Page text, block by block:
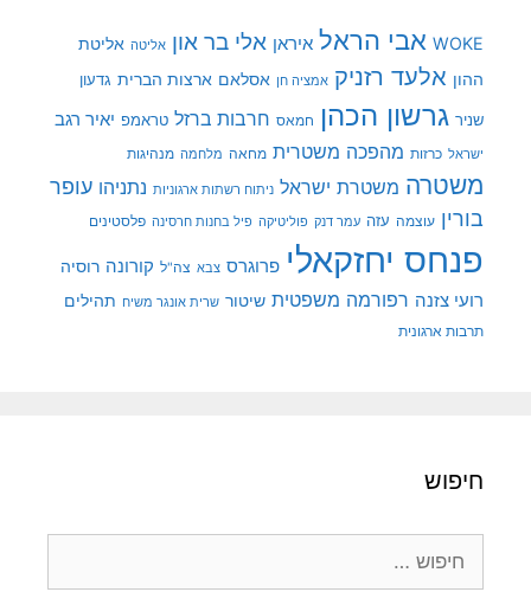
WOKE אבי הראל איראן אלי בר און אליטה אליטת
ההון אלעד רזניק אמציה חן אסלאם ארצות הברית גדעון
שניר גרשון הכהן חמאס חרבות ברזל טראמפ יאיר רגב
ישראל כרזות מהפכה משטרית מחאה מלחמה מנהיגות
משטרה משטרת ישראל ניתוח רשתות ארגוניות נתניהו עופר
בורין עוצמה עזה עמר דנק פוליטיקה פיל בחנות חרסינה פלסטינים
פנחס יחזקאלי פרוגרס צבא צה"ל קורונה רוסיה
רועי צזנה רפורמה משפטית שיטור שרית אונגר משיח תהילים
תרבות ארגונית
חיפוש